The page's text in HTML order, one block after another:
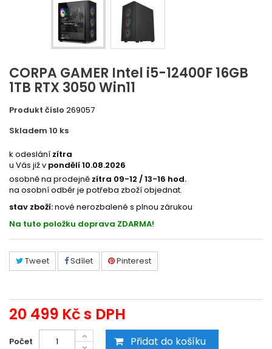
CORPA GAMER Intel i5-12400F 16GB
1TB RTX 3050 Win11
Produkt číslo 269057
Skladem 10 ks
k odeslání zítra
u Vás již v pondělí 10.08.2026
osobně na prodejně zítra 09-12 / 13-16 hod.
na osobní odběr je potřeba zboží objednat.
stav zboží:nové nerozbalené s plnou zárukou
Na tuto položku doprava ZDARMA!
Tweet Sdílet Pinterest
20 499 Kčs DPH
Počet Přidat do košíku